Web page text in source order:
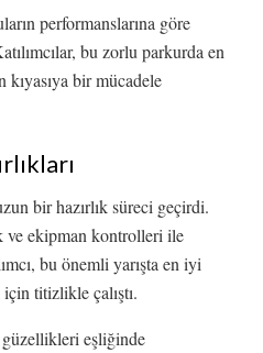
performanslarına göre
bu zorlu parkurda en
bir mücadele
bir hazırlık süreci geçirdi.
ve ekipman kontrolleri ile
bu önemli yarışta en iyi
titizlikle çalıştı.
eşliğinde